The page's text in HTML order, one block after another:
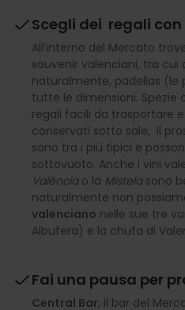
Scegli dei regali
All’interno del Mercato
souvenir valenciani, tra
naturalmente, padellas (le
tutte le dimensioni. Spezie
regali facili da trasportare
conservati sotto sale, il
sono tra i più tipici e
sottovuoto. Anche i vini
Valènciao la Mistelasono
naturalmente non
valenciano nelle sue tre
Albufera) e la chufa di
Fai una pausa per
Central Bar, il bar del